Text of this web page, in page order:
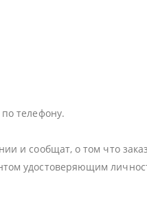
телефону.
и сообщат, о том что
удостоверяющим